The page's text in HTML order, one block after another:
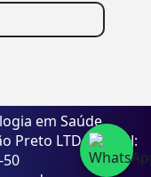
em Saúde
Preto LTDA - CNPJ: